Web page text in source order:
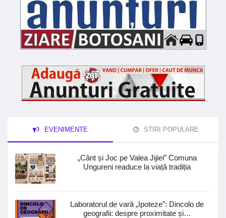
EVENIMENTE STIRI POPULARE
„Cânt și Joc pe Valea Jijiei” Comuna
Ungureni readuce la viață tradiția
Laboratorul de vară „Ipoteze”: Dincolo de
geografii: despre proximitate și…